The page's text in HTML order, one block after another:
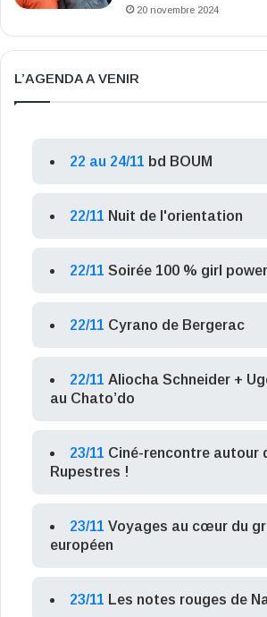
20 novembre 2024
L’AGENDA A VENIR
22 au 24/11 bd BOUM
22/11 Nuit de l'orientation
22/11 Soirée 100 % girl
22/11 Cyrano de Bergerac
22/11 Aliocha Schneider +
au Chato’do
23/11 Ciné-rencontre autour
Rupestres !
23/11 Voyages au cœur du
européen
23/11 Les notes rouges de